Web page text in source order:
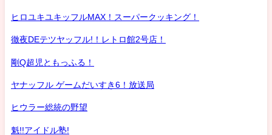
ヒロユキユキッフルMAX！スーパークッキング！
徹夜DEテツヤッフル!！レトロ館2号店！
剛Q超児ともっふる！
ヤナッフル ゲームだいすき6！放送局
ヒウラー総統の野望
魁!!アイドル塾!